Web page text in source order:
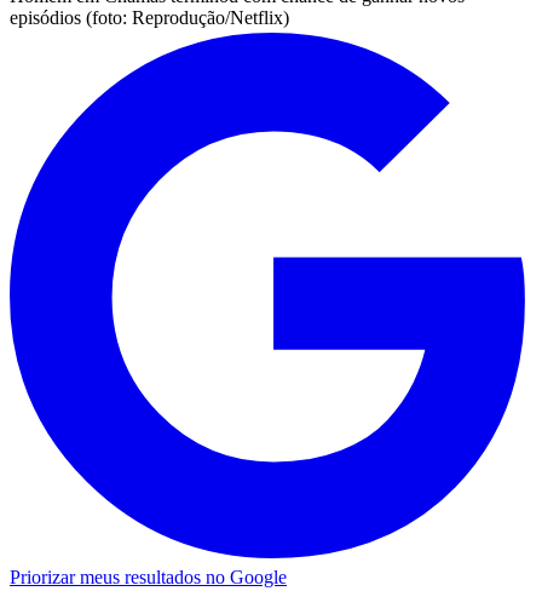
episódios (foto: Reprodução/Netflix)
Priorizar meus resultados no Google